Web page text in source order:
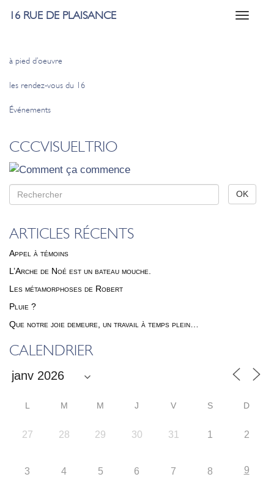
Toggle
16 RUE DE PLAISANCE
à pied d’oeuvre
les rendez-vous du 16
Événements
CCCVISUELTRIO
ARTICLES RÉCENTS
Appel à témoins
L’Arche de Noé est un bateau mouche.
Les métamorphoses de Robert
Pluie ?
Que notre joie demeure, un travail à temps plein…
CALENDRIER
L M M J V S D
27 28 29 30 31 1 2
3 4 5 6 7 8 9